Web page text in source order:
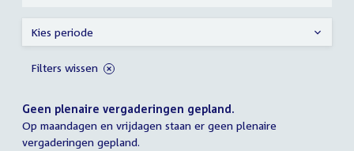
Geen plenaire vergaderingen gepland.
Op maandagen en vrijdagen staan er geen plenaire
vergaderingen gepland.
Kies periode
Filters wissen